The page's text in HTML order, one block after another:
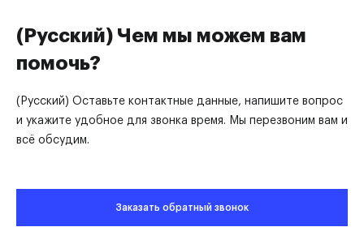
(Русский) Чем мы можем вам
помочь?
(Русский) Оставьте контактные данные, напишите вопрос
и укажите удобное для звонка время. Мы перезвоним вам и
всё обсудим.
Заказать обратный звонок